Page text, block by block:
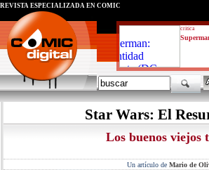
critica
REVISTA ESPECIALIZADA EN CÓMIC
Star Wars: El
Los buenos viejos
Un artículo de Mario de